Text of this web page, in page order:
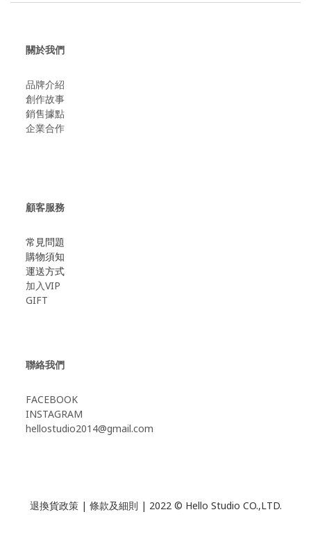
關於我們
品牌介紹
創作故事
​銷售據點
企業合作
顧客服務
常見問題
購物須知
運送方式
加入VIP
GIFT
聯絡我們
FACEBOOK
INSTAGRAM
hellostudio2014@gmail.com
退換貨政策| 條款及細則 | 2022 © Hello Studio CO.,LTD.